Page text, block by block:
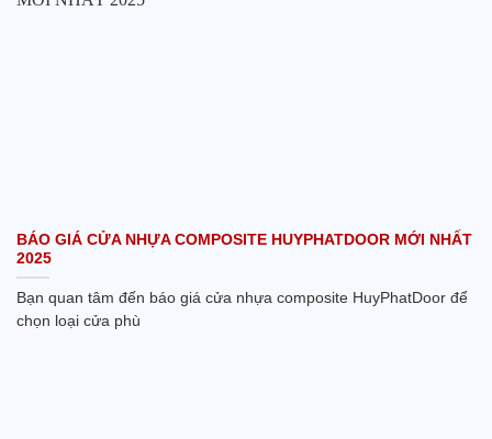
BÁO GIÁ CỬA NHỰA COMPOSITE HUYPHATDOOR MỚI NHẤT
2025
Bạn quan tâm đến báo giá cửa nhựa composite HuyPhatDoor để
chọn loại cửa phù